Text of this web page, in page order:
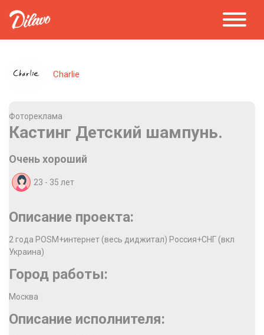
Charlie
Фотореклама
Кастинг Детский шампунь.
Очень хороший
23 - 35 лет
Описание проекта:
2 года POSM+интернет (весь диджитал) Россия+СНГ (вкл
Украина)
Город работы:
Москва
Описание исполнителя: